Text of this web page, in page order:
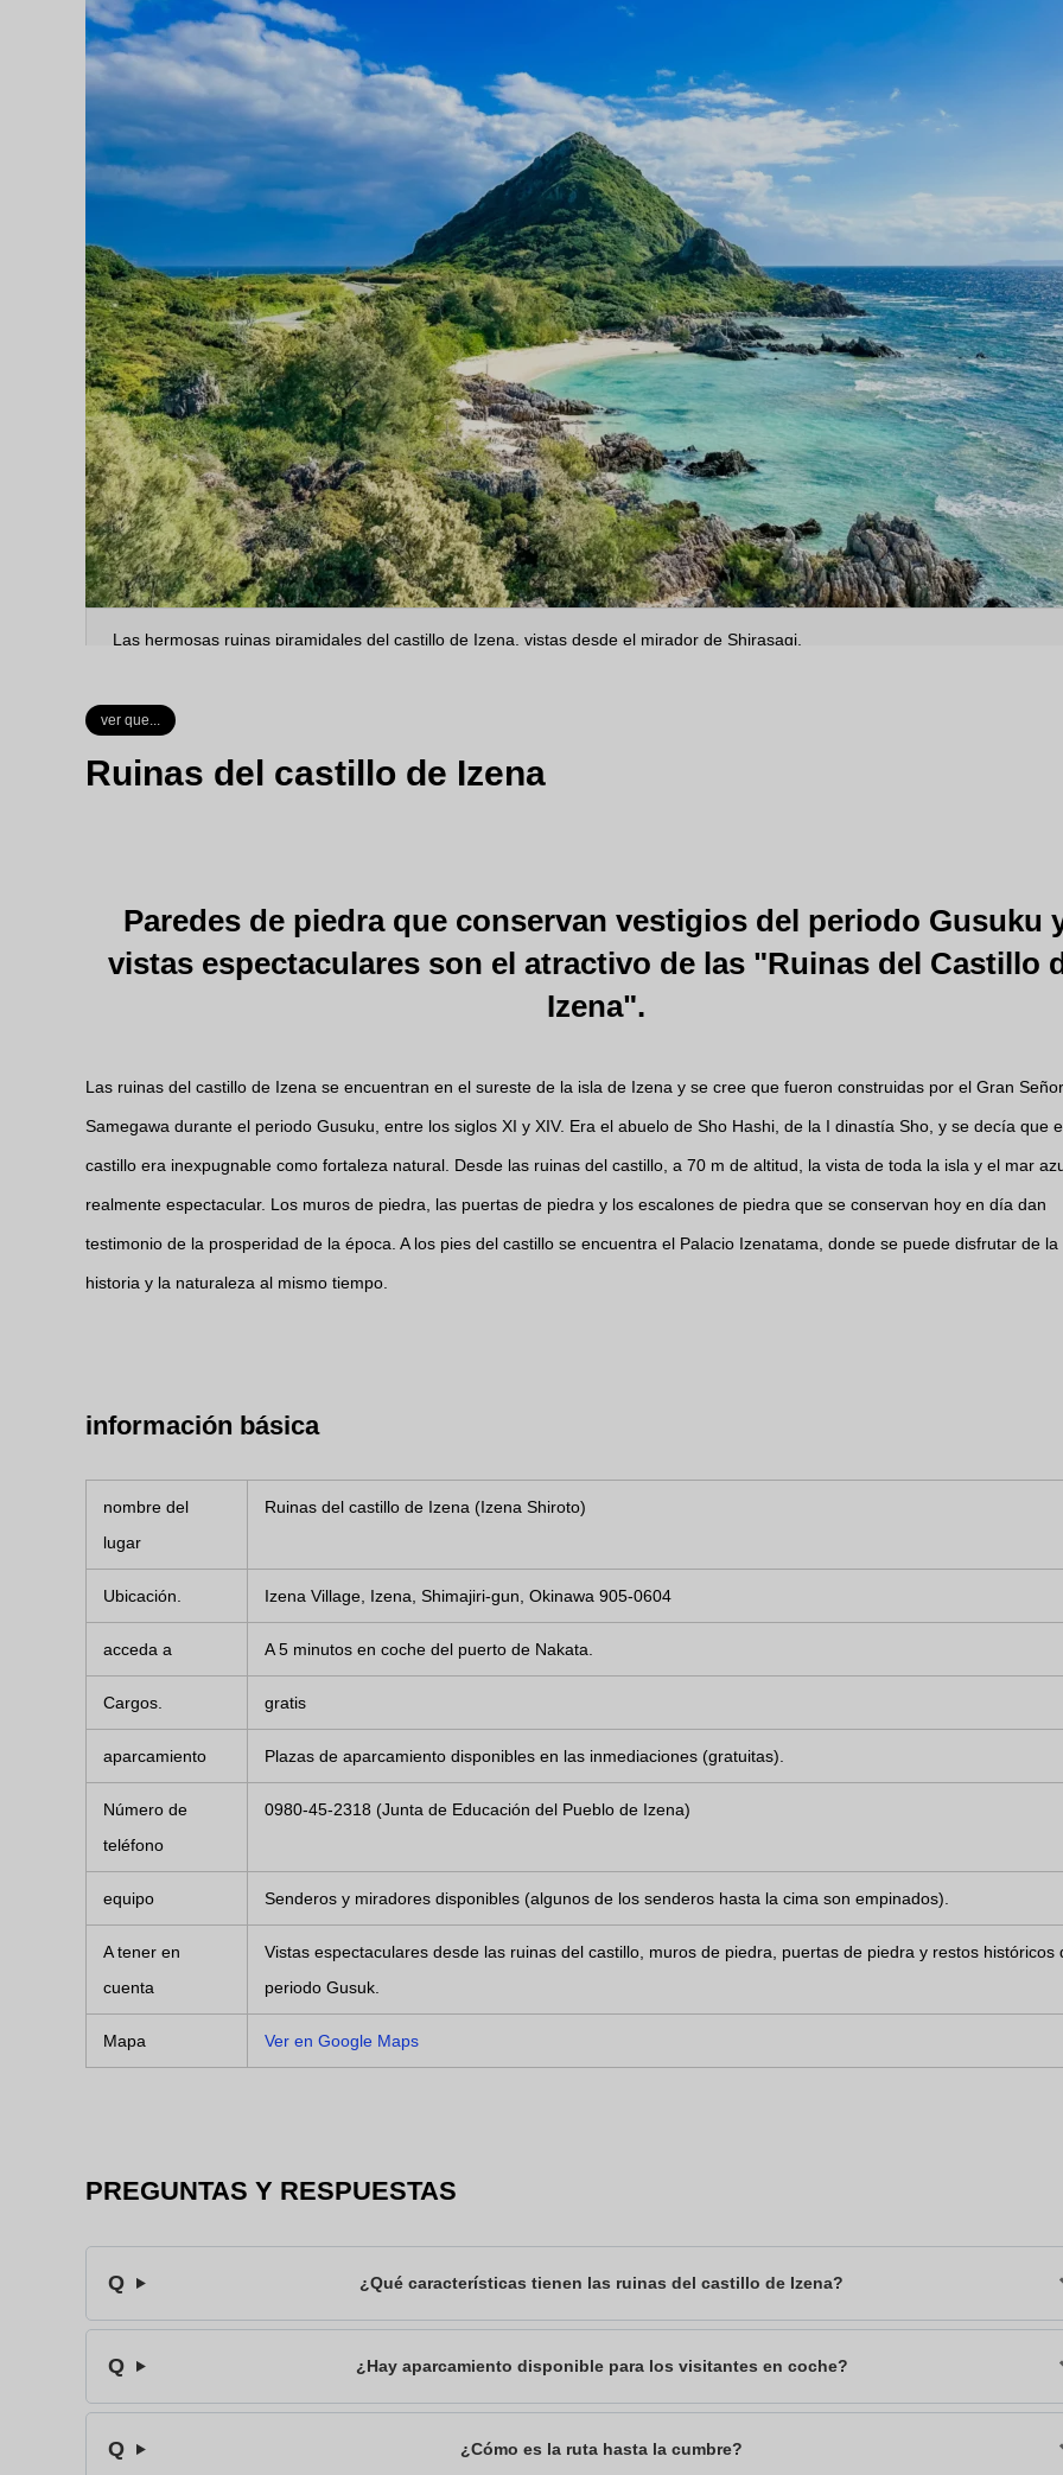
Las hermosas ruinas piramidales del castillo de Izena, vistas desde el mirador de Shirasagi.
ver que...
Ruinas del castillo de Izena
Paredes de piedra que conservan vestigios del periodo Gusuku
vistas espectaculares son el atractivo de las "Ruinas del Castillo
Izena".
Las ruinas del castillo de Izena se encuentran en el sureste de la isla de Izena y se cree que fueron construidas por el Gran Señor
Samegawa durante el periodo Gusuku, entre los siglos XI y XIV. Era el abuelo de Sho Hashi, de la I dinastía Sho, y se decía que
castillo era inexpugnable como fortaleza natural. Desde las ruinas del castillo, a 70 m de altitud, la vista de toda la isla y el mar
realmente espectacular. Los muros de piedra, las puertas de piedra y los escalones de piedra que se conservan hoy en día dan
testimonio de la prosperidad de la época. A los pies del castillo se encuentra el Palacio Izenatama, donde se puede disfrutar de la
historia y la naturaleza al mismo tiempo.
información básica
nombre del
lugar
Ruinas del castillo de Izena (Izena Shiroto)
Ubicación. Izena Village, Izena, Shimajiri-gun, Okinawa 905-0604
acceda a A 5 minutos en coche del puerto de Nakata.
Cargos. gratis
aparcamiento Plazas de aparcamiento disponibles en las inmediaciones (gratuitas).
Número de
teléfono
0980-45-2318 (Junta de Educación del Pueblo de Izena)
equipo Senderos y miradores disponibles (algunos de los senderos hasta la cima son empinados).
A tener en
cuenta
Vistas espectaculares desde las ruinas del castillo, muros de piedra, puertas de piedra y restos históricos
periodo Gusuk.
Mapa Ver en Google Maps
PREGUNTAS Y RESPUESTAS
¿Qué características tienen las ruinas del castillo de Izena?
¿Hay aparcamiento disponible para los visitantes en coche?
¿Cómo es la ruta hasta la cumbre?